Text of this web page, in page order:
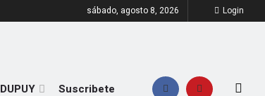
sábado, agosto 8, 2026 Login
DUPUY Suscribete